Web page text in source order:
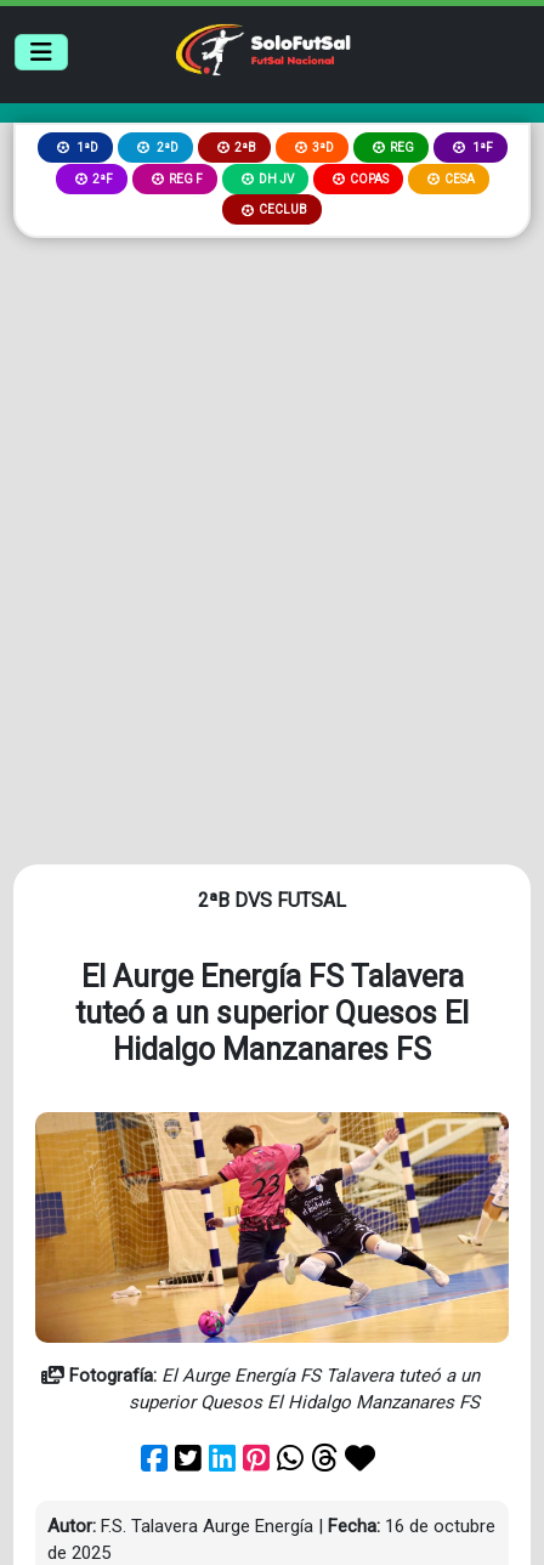
1ªD 2ªD 2ªB 3ªD REG 1ªF
2ªF REG F DH JV COPAS CESA
CECLUB
2ªB DVS FUTSAL
El Aurge Energía FS Talavera
tuteó a un superior Quesos El
Hidalgo Manzanares FS
Fotografía: El Aurge Energía FS Talavera tuteó a un
superior Quesos El Hidalgo Manzanares FS
Autor: F.S. Talavera Aurge Energía | Fecha: 16 de octubre
de 2025